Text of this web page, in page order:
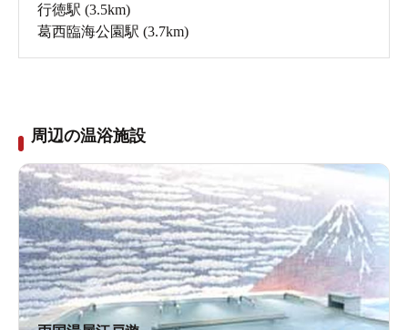
行徳駅 (3.5km)
葛西臨海公園駅 (3.7km)
周辺の温浴施設